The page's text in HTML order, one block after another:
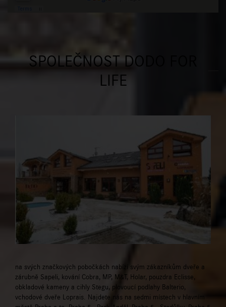
SPOLEČNOST DODO FOR
LIFE
na svých značkových pobočkách nabízí svým zákazníkům dveře a
zárubně Sapeli, kování Cobra, MP, M&T, Holar, pouzdra Eclisse,
obkladové kameny a cihly Stegu, plovoucí podlahy Balterio,
vchodové dveře Loprais. Najdete nás na sedmi místech v hlavním